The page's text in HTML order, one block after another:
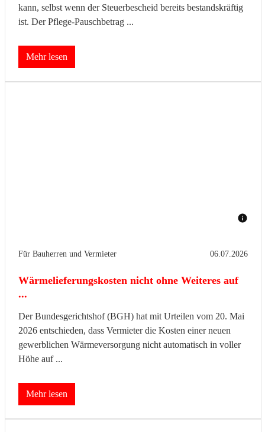
kann, selbst wenn der Steuerbescheid bereits bestandskräftig
ist. Der Pflege-Pauschbetrag ...
Mehr lesen
Für Bauherren und Vermieter 06.07.2026
Wärmelieferungskosten nicht ohne Weiteres auf
...
Der Bundesgerichtshof (BGH) hat mit Urteilen vom 20. Mai
2026 entschieden, dass Vermieter die Kosten einer neuen
gewerblichen Wärmeversorgung nicht automatisch in voller
Höhe auf ...
Mehr lesen